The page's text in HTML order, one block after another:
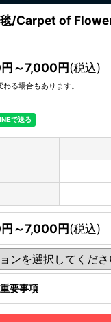
毯/Carpet of
円～7,000円(税込)
る場合もあります。
円～7,000円(税込)
要事項